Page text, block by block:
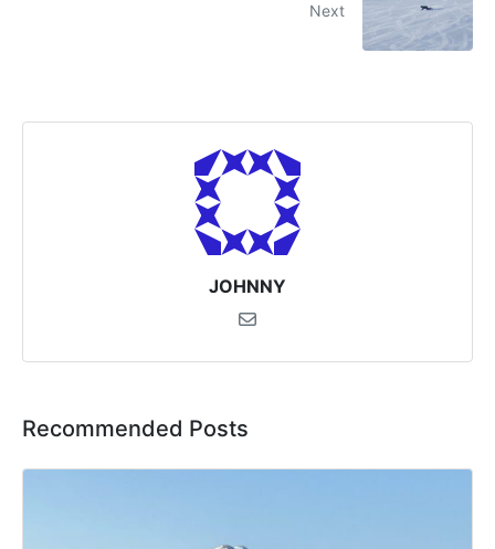
Next
JOHNNY
Recommended Posts